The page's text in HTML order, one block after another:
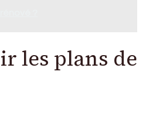
les plans de